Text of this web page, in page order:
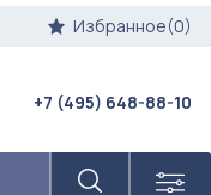
Избранное(0)
+7 (495) 648-88-10